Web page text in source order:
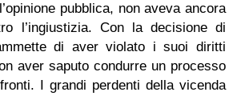
pubblica, non aveva ancora
l’ingiustizia. Con la decisione di
di aver violato i suoi diritti
aver saputo condurre un processo
I grandi perdenti della vicenda